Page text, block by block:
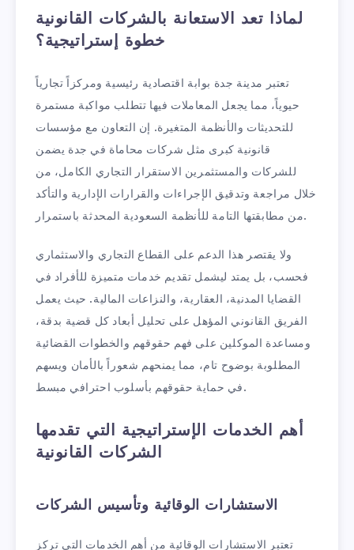
لماذا تعد الاستعانة بالشركات القانونية
خطوة إستراتيجية؟
تعتبر مدينة جدة بوابة اقتصادية رئيسية ومركزاً تجارياً
حيوياً، مما يجعل المعاملات فيها تتطلب مواكبة مستمرة
للتحديثات والأنظمة المتغيرة. إن التعاون مع مؤسسات
قانونية كبرى مثل شركات محاماة في جدة يضمن
للشركات والمستثمرين الاستقرار التجاري الكامل، من
خلال مراجعة وتدقيق الإجراءات والقرارات الإدارية والتأكد
من مطابقتها التامة للأنظمة السعودية المحدثة باستمرار.
ولا يقتصر هذا الدعم على القطاع التجاري والاستثماري
فحسب، بل يمتد ليشمل تقديم خدمات متميزة للأفراد في
القضايا المدنية، العقارية، والنزاعات المالية. حيث يعمل
الفريق القانوني المؤهل على تحليل أبعاد كل قضية بدقة،
ومساعدة الموكلين على فهم حقوقهم والخطوات القضائية
المطلوبة بوضوح تام، مما يمنحهم شعوراً بالأمان ويسهم
في حماية حقوقهم بأسلوب احترافي مبسط.
أهم الخدمات الإستراتيجية التي تقدمها
الشركات القانونية
الاستشارات الوقائية وتأسيس الشركات
تعتبر الاستشارات الوقائية من أهم الخدمات التي تركز